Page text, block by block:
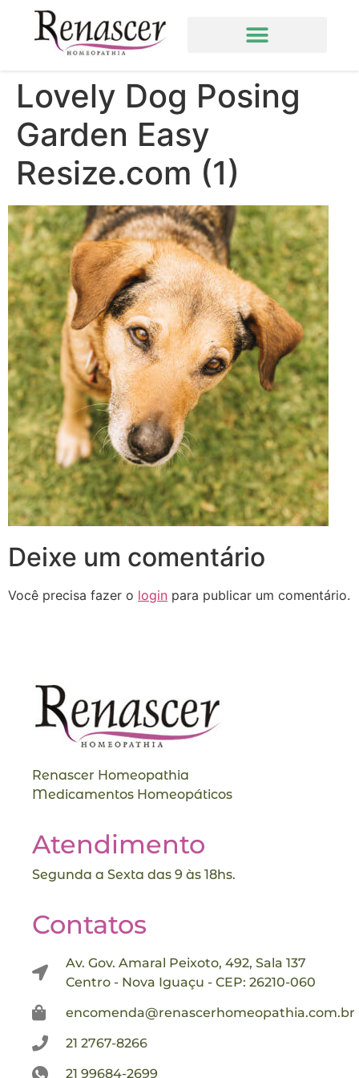
Lovely Dog Posing
Garden Easy
Resize.com (1)
Deixe um comentário
Você precisa fazer o login para publicar um comentário.
Renascer Homeopathia
Medicamentos Homeopáticos
Atendimento
Segunda a Sexta das 9 às 18hs.
Contatos
Av. Gov. Amaral Peixoto, 492, Sala 137
Centro - Nova Iguaçu - CEP: 26210-060
encomenda@renascerhomeopathia.com.br
21 2767-8266
21 99684-2699